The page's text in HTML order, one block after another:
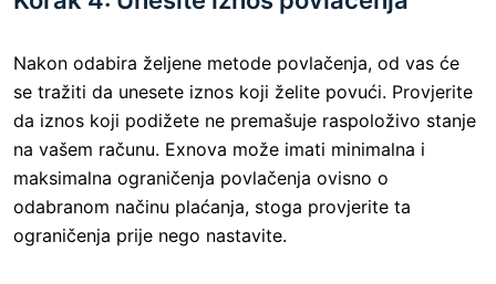
Nakon odabira željene metode povlačenja, od vas će
se tražiti da unesete iznos koji želite povući. Provjerite
da iznos koji podižete ne premašuje raspoloživo stanje
na vašem računu. Exnova može imati minimalna i
maksimalna ograničenja povlačenja ovisno o
odabranom načinu plaćanja, stoga provjerite ta
ograničenja prije nego nastavite.